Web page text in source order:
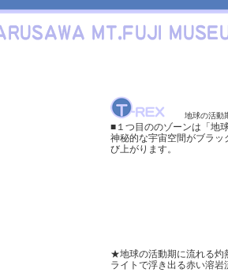
地球の活動
■１つ目ののゾーンは「地
神秘的な宇宙空間がブラ
び上がります。
★地球の活動期に流れる灼
ライトで浮き出る赤い溶岩